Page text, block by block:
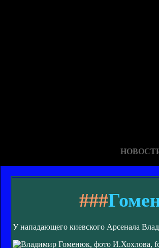
###
У нападающего киевского Арсенала